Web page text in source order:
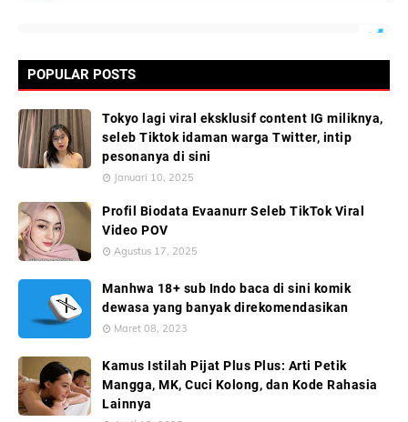
POPULAR POSTS
Tokyo lagi viral eksklusif content IG miliknya,
seleb Tiktok idaman warga Twitter, intip
pesonanya di sini
Januari 10, 2025
Profil Biodata Evaanurr Seleb TikTok Viral
Video POV
Agustus 17, 2025
Manhwa 18+ sub Indo baca di sini komik
dewasa yang banyak direkomendasikan
Maret 08, 2023
Kamus Istilah Pijat Plus Plus: Arti Petik
Mangga, MK, Cuci Kolong, dan Kode Rahasia
Lainnya